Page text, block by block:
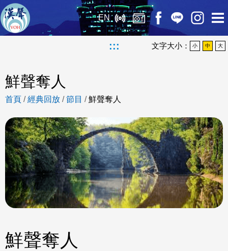
EN
::: 文字大小： 小 中 大
鮮聲奪人
首頁 /經典回放 /節目 /鮮聲奪人
鮮聲奪人